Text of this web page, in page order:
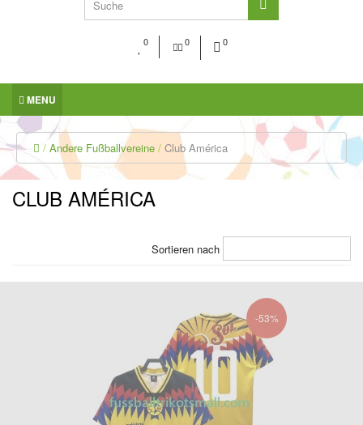
0 0 0
MENU
Andere Fußballvereine Club América
CLUB AMÉRICA
Sortieren nach
-53%